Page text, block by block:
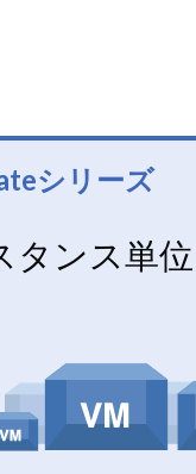
シリーズ
タンス単位